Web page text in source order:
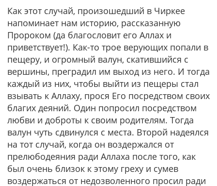
Как этот случай, произошедший в Чиркее
напоминает нам историю, рассказанную
Пророком (да благословит его Аллах и
приветствует!). Как-то трое верующих попали в
пещеру, и огромный валун, скатившийся с
вершины, преградил им выход из него. И тогда
каждый из них, чтобы выйти из пещеры стал
взывать к Аллаху, прося Его посредством своих
благих деяний. Один попросил посредством
любви и доброты к своим родителям. Тогда
валун чуть сдвинулся с места. Второй надеялся
на тот случай, когда он воздержался от
прелюбодеяния ради Аллаха после того, как
был очень близок к этому греху и сумев
воздержаться от недозволенного просил ради